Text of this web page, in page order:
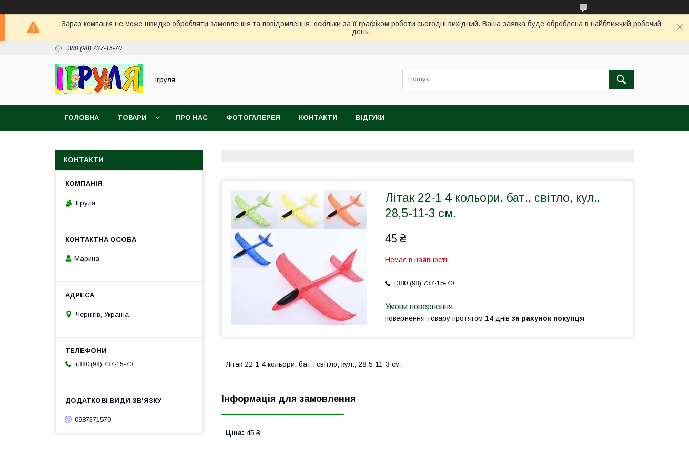
Зараз компанія не може швидко обробляти замовлення та повідомлення, оскільки за її графіком роботи сьогодні вихідний. Ваша заявка буде оброблена в найближчий робочий
день.
+380 (98) 737-15-70
Ігруля
ГОЛОВНА ТОВАРИ ПРО НАС ФОТОГАЛЕРЕЯ КОНТАКТИ ВІДГУКИ
Літак 22-1 4 кольори, бат., світло, кул.,
28,5-11-3 см.
45 ₴
Немає в наявності
+380 (98) 737-15-70
повернення товару протягом 14 днів за рахунок покупця
Літак 22-1 4 кольори, бат., світло, кул., 28,5-11-3 см.
Інформація для замовлення
Ціна: 45 ₴
КОНТАКТИ
Ігруля
Марина
Чернігів, Україна
+380 (98) 737-15-70
0987371570